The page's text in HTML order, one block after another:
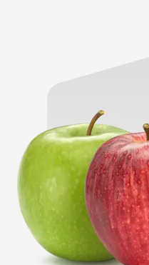
Prodotti e
News